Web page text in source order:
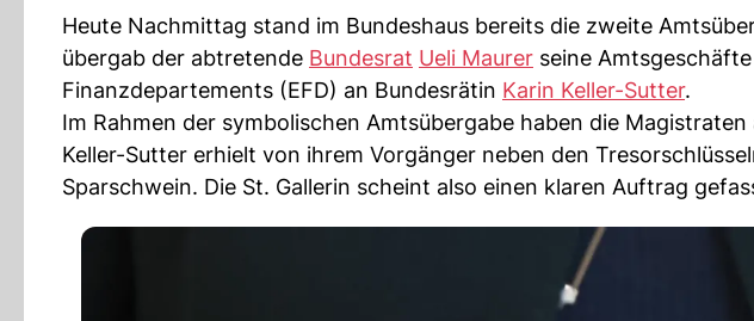
Heute Nachmittag stand im Bundeshaus bereits die zweite
übergab der abtretende Bundesrat Ueli Maurer seine
Finanzdepartements (EFD) an Bundesrätin Karin Keller-Sutter.
Im Rahmen der symbolischen Amtsübergabe haben die
Keller-Sutter erhielt von ihrem Vorgänger neben den
Sparschwein. Die St. Gallerin scheint also einen klaren Auftrag